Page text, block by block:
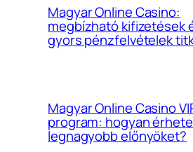
Magyar Online Casino:
megbízható kifizetések
gyors pénzfelvételek
Magyar Online Casino
program: hogyan
legnagyobb előnyöket?